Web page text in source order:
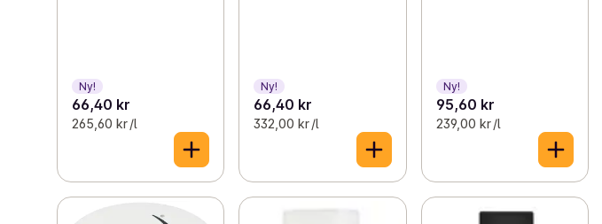
Ny!
66,40 kr
265,60 kr /l
Ny!
66,40 kr
332,00 kr /l
Ny!
95,60 kr
239,00 kr /l